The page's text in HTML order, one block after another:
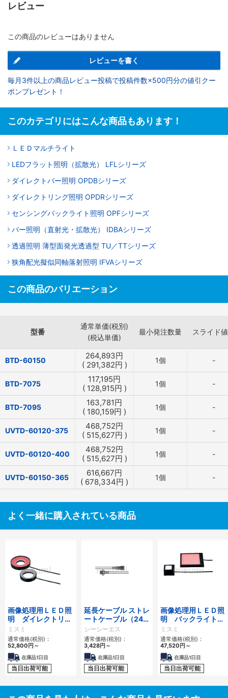
レビュー
この商品のレビューはありません
レビューを書く
毎月3件以上の商品レビュー投稿で投稿件数×500円分の値引クー
ポンプレゼント！
このカテゴリにはこんな商品もあります！
ＬＥＤマルチライト
LEDフラット照明（拡散光） LFLシリーズ
ダイレクトバー照明 OPDBシリーズ
ダイレクトリング照明 OPDRシリーズ
センシングバックライト照明 OPFシリーズ
バー照明（直射光・拡散光） IDBAシリーズ
透過照明 薄型面発光透過型 TU／TTシリーズ
狭角配光擬似同軸落射照明 IFVAシリーズ
この商品のバリエーション
型番
通常単価(税別)
(税込単価)
最小発注数量 スライド
BTD-60150 264,893円
( 291,382円 ) 1個 -
BTD-7075 117,195円
( 128,915円 ) 1個 -
BTD-7095 163,781円
( 180,159円 ) 1個 -
UVTD-60120-375 468,752円
( 515,627円 ) 1個 -
UVTD-60120-400 468,752円
( 515,627円 ) 1個 -
UVTD-60150-365 616,667円
( 678,334円 ) 1個 -
よく一緒に購入されている商品
画像処理用ＬＥＤ照
明 ダイレクトリン
グタイプ
ミスミ
通常価格(税別)：
52,800 円 ～
在庫品1日目
当日出荷可能
延長ケーブル ストレ
ートケーブル（24V
用／HLV用） FCBシ
リーズ
シーシーエス
通常価格(税別)：
3,428円 ～
在庫品1日目
当日出荷可能
画像処理用ＬＥＤ照
明 バックライトタ
イプ
ミスミ
通常価格(税別)：
47,520 円 ～
在庫品1日目
当日出荷可能